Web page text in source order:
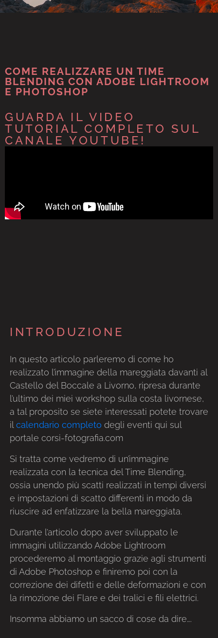
COME REALIZZARE UN TIME
BLENDING CON ADOBE LIGHTROOM
E PHOTOSHOP
GUARDA IL VIDEO
TUTORIAL COMPLETO SUL
CANALE YOUTUBE!
INTRODUZIONE
In questo articolo parleremo di come ho
realizzato l’immagine della mareggiata davanti al
Castello del Boccale a Livorno, ripresa durante
l’ultimo dei miei workshop sulla costa livornese,
a tal proposito se siete interessati potete trovare
il calendario completo degli eventi qui sul
portale corsi-fotografia.com
Si tratta come vedremo di un’immagine
realizzata con la tecnica del Time Blending,
ossia unendo più scatti realizzati in tempi diversi
e impostazioni di scatto differenti in modo da
riuscire ad enfatizzare la bella mareggiata.
Durante l’articolo dopo aver sviluppato le
immagini utilizzando Adobe Lightroom
procederemo al montaggio grazie agli strumenti
di Adobe Photoshop e finiremo poi con la
correzione dei difetti e delle deformazioni e con
la rimozione dei Flare e dei tralici e fili elettrici.
Insomma abbiamo un sacco di cose da dire….